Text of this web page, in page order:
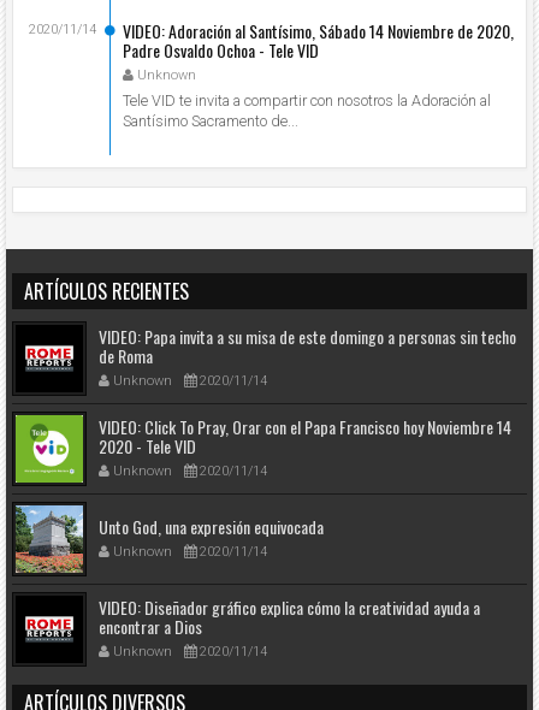
VIDEO: Adoración al Santísimo, Sábado 14 Noviembre de 2020,
Padre Osvaldo Ochoa - Tele VID
Unknown
2020/11/14
Tele VID te invita a compartir con nosotros la Adoración al
Santísimo Sacramento de...
ARTÍCULOS RECIENTES
VIDEO: Papa invita a su misa de este domingo a personas sin techo
de Roma
Unknown 2020/11/14
VIDEO: Click To Pray, Orar con el Papa Francisco hoy Noviembre 14
2020 - Tele VID
Unknown 2020/11/14
Unto God, una expresión equivocada
Unknown 2020/11/14
VIDEO: Diseñador gráfico explica cómo la creatividad ayuda a
encontrar a Dios
Unknown 2020/11/14
ARTÍCULOS DIVERSOS